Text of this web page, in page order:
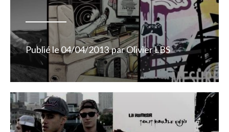
Publié le04/04/2013 parOlivier LBS